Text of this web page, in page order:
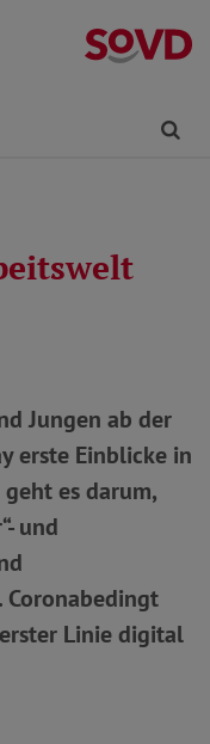
Jungen ab der
erste Einblicke in
es darum,
und
Coronabedingt
Linie digital